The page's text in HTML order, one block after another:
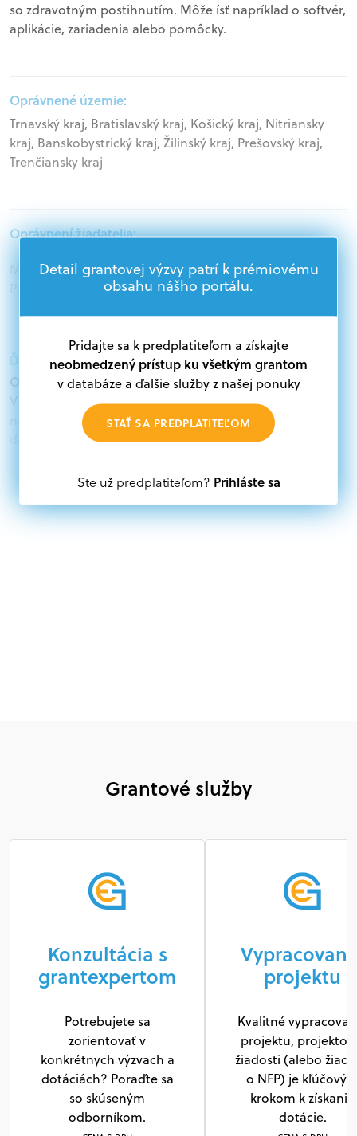
so zdravotným postihnutím. Môže ísť napríklad o softvér,
aplikácie, zariadenia alebo pomôcky.
Oprávnené územie:
Trnavský kraj, Bratislavský kraj, Košický kraj, Nitriansky
kraj, Banskobystrický kraj, Žilinský kraj, Prešovský kraj,
Trenčiansky kraj
Oprávnení žiadatelia:
Mimovládne organizácie, Samospráva, Veľké podniky,
Ďalšie informácie:
Oprávnení žiadatelia:
V databáze grantov a dotácií na portáli Grantexpert.sk
nájdete aktuálne výzvy z eurofondov, plánu obnovy a
ďalších zdrojov.
Oprávnení partneri:
Akákoľvek právnická osoba, t. j. verejný alebo súkromný
subjekt, komerčný alebo nekomerčný, ako aj
Detail grantovej výzvy patrí k prémiovému
obsahu nášho portálu.
Pridajte sa k predplatiteľom a získajte
neobmedzený prístup ku všetkým grantom
v databáze a ďalšie služby z našej ponuky
STAŤ SA PREDPLATITEĽOM
Ste už predplatiteľom? Prihláste sa
Grantové služby
Konzultácia s
grantexpertom
Potrebujete sa
zorientovať v
konkrétnych výzvach a
dotáciách? Poraďte sa
so skúseným
odborníkom.
projektu
Kvalitné
projektu,
žiadosti (alebo
o NFP) je
krokom k získaniu
dotácie.